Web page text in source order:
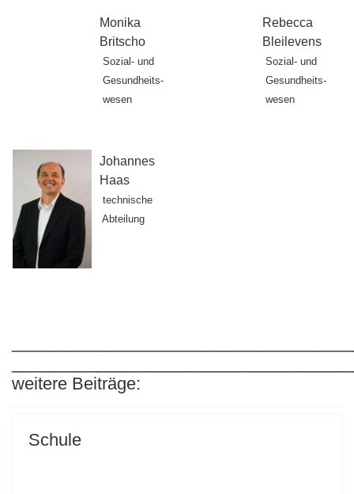
Monika
Britscho
Sozial- und
Gesundheits-
wesen
Rebecca
Bleilevens
Sozial- und
Gesundheits-
wesen
Johannes
Haas
technische
Abteilung
weitere Beiträge:
Schule